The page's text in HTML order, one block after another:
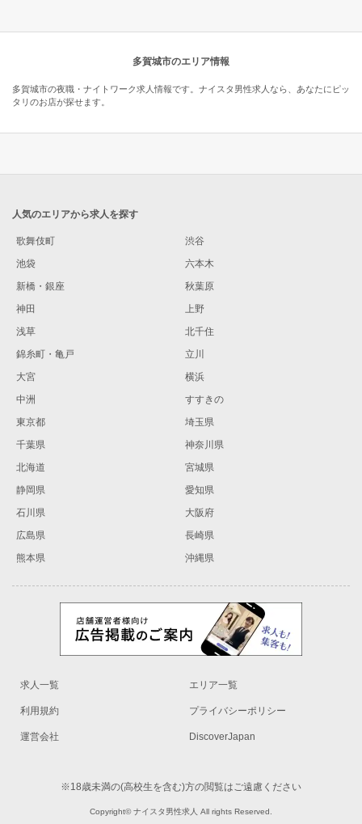
多賀城市のエリア情報
多賀城市の夜職・ナイトワーク求人情報です。ナイスタ男性求人なら、あなたにピッ
タリのお店が探せます。
人気のエリアから求人を探す
歌舞伎町
渋谷
池袋
六本木
新橋・銀座
秋葉原
神田
上野
浅草
北千住
錦糸町・亀戸
立川
大宮
横浜
中洲
すすきの
東京都
埼玉県
千葉県
神奈川県
北海道
宮城県
静岡県
愛知県
石川県
大阪府
広島県
長崎県
熊本県
沖縄県
求人一覧 エリア一覧
利用規約 プライバシーポリシー
運営会社 DiscoverJapan
※18歳未満の(高校生を含む)方の閲覧はご遠慮ください
Copyright© ナイスタ男性求人 All rights Reserved.